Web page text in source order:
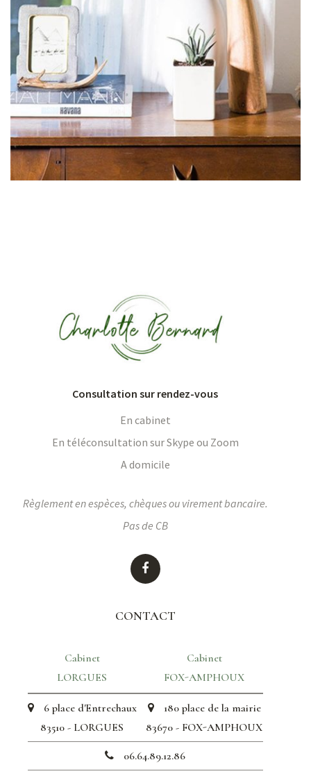
FRESH GREEN
Consultation sur rendez-vous
En cabinet
En téléconsultation sur Skype ou Zoom
A domicile
Règlement en espèces, chèques ou virement bancaire.
Pas de CB
CONTACT
Cabinet
LORGUES
Cabinet
FOX-AMPHOUX
6 place d'Entrechaux
83510 - LORGUES
180 place de la mairie
83670 - FOX-AMPHOUX
06.64.89.12.86